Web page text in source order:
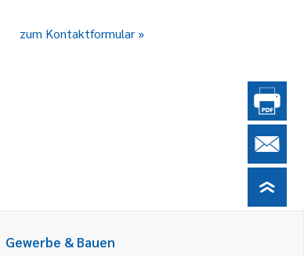
zum Kontaktformular
Gewerbe & Bauen